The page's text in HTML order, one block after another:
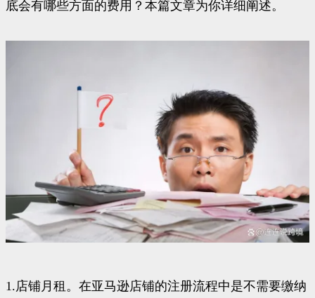
底会有哪些方面的费用？本篇文章为你详细阐述。
1.店铺月租。在亚马逊店铺的注册流程中是不需要缴纳